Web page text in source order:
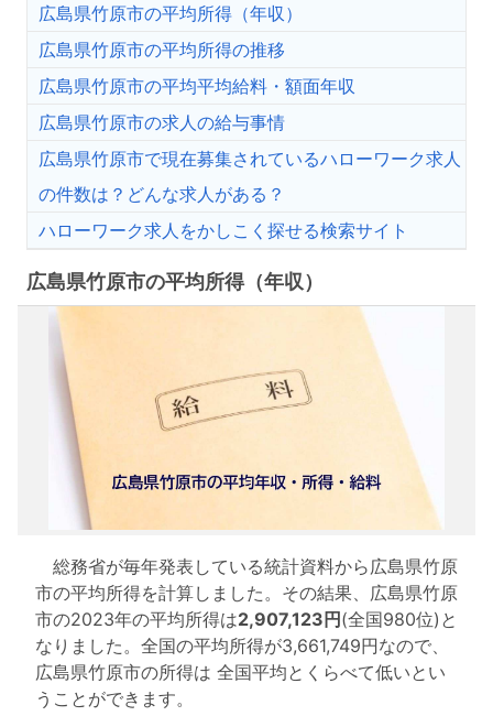
広島県竹原市の平均所得（年収）
広島県竹原市の平均所得の推移
広島県竹原市の平均平均給料・額面年収
広島県竹原市の求人の給与事情
広島県竹原市で現在募集されているハローワーク求人
の件数は？どんな求人がある？
ハローワーク求人をかしこく探せる検索サイト
広島県竹原市の平均所得（年収）
総務省が毎年発表している統計資料から広島県竹原
市の平均所得を計算しました。その結果、広島県竹原
市の2023年の平均所得は2,907,123円(全国980位)と
なりました。全国の平均所得が3,661,749円なので、
広島県竹原市の所得は 全国平均とくらべて低いとい
うことができます。